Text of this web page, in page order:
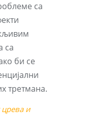
са
са
би се
третмана.
и